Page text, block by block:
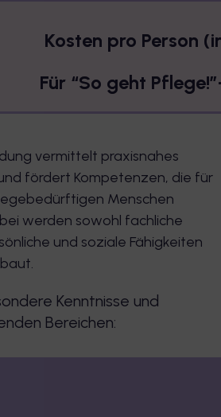
Kosten pro Person
Für “So geht
vermittelt praxisnahes
fördert Kompetenzen, die für
Menschen
werden sowohl fachliche
und soziale Fähigkeiten
Kenntnisse und
Bereichen: